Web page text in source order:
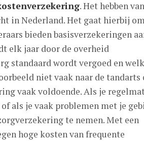
. Het hebben van
in Nederland. Het gaat hierbij
bieden basisverzekeringen
elk jaar door de overheid
standaard wordt vergoed en
niet vaak naar de tandarts
vaak voldoende. Als je
als je vaak problemen met je
te nemen. Met een
hoge kosten van frequente